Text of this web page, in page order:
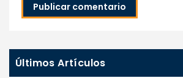
Publicar comentario
Últimos Artículos